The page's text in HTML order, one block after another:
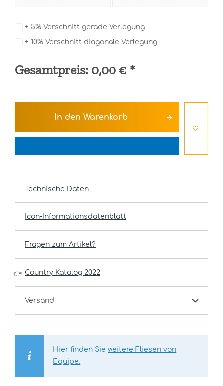
+ 5% Verschnitt gerade Verlegung
+ 10% Verschnitt diagonale Verlegung
Gesamtpreis: 0,00 € *
In den Warenkorb
Technische Daten
Icon-Informationsdatenblatt
Fragen zum Artikel?
👉 Country Katalog 2022
Versand
Hier finden Sieweitere Fliesen von
Equipe.